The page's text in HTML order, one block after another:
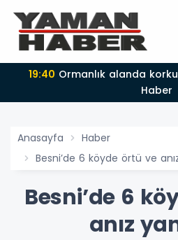
19:40
Haber
Anasayfa
Haber
Besni’de 6 köyde örtü ve
Besni’de 6
anız